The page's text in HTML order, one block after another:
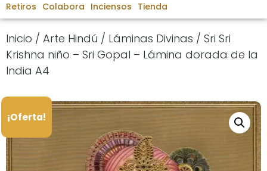
Retiros Colabora Inciensos Tienda
Inicio / Arte Hindú / Láminas Divinas / Sri Sri
Krishna niño – Sri Gopal – Lámina dorada de la
India A4
¡Oferta!